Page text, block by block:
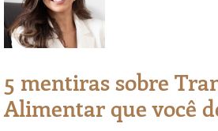
5 mentiras sobre
Alimentar que você